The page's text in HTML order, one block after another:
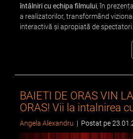
întâlniri cu echipa filmului, în
a realizatorilor, transformând
interactivă și apropiată de
BAIETI DE ORAS VIN
ORAS! Vii la intalnirea
Angela Alexandru | Postat pe